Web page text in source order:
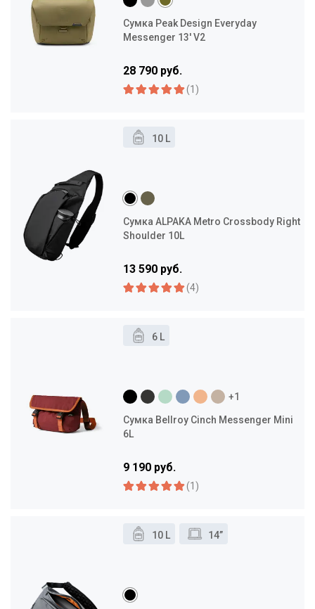
Сумка Peak Design Everyday
Messenger 13' V2
28 790 руб.
(1)
10 L
Сумка ALPAKA Metro Crossbody Right
Shoulder 10L
13 590 руб.
(4)
6 L
+1
Сумка Bellroy Cinch Messenger Mini
6L
9 190 руб.
(1)
10 L 14”